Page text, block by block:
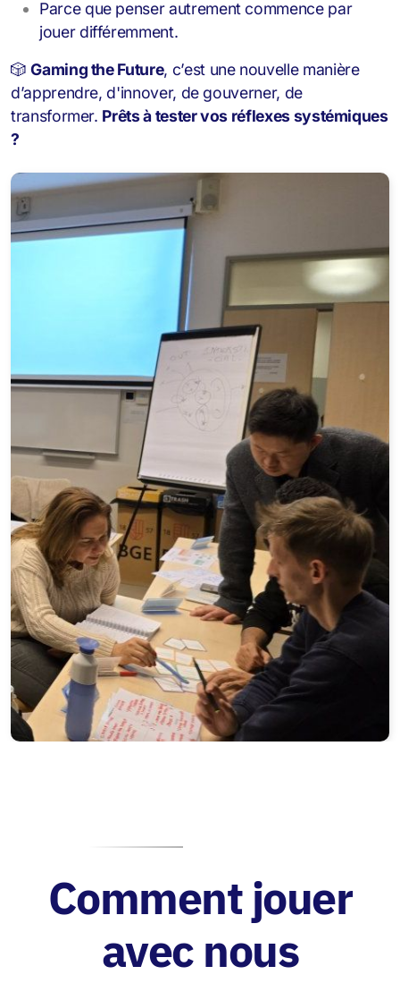
Parce que penser autrement commence par
jouer différemment.
🎲Gaming the Future, c’est une nouvelle manière
d’apprendre, d'innover, de gouverner, de
transformer. Prêts à tester vos réflexes systémiques
?
Comment jouer
avec nous